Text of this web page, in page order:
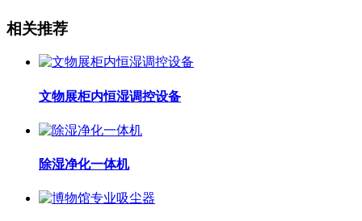
相关推荐
文物展柜内恒湿调控设备
除湿净化一体机